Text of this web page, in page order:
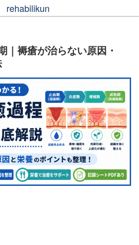
rehabilikun
｜褥瘡が治らない原因・